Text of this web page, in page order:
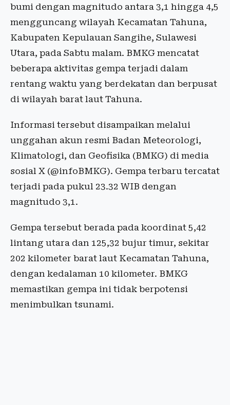
bumi dengan magnitudo antara 3,1 hingga 4,5
mengguncang wilayah Kecamatan Tahuna,
Kabupaten Kepulauan Sangihe, Sulawesi
Utara, pada Sabtu malam. BMKG mencatat
beberapa aktivitas gempa terjadi dalam
rentang waktu yang berdekatan dan berpusat
di wilayah barat laut Tahuna.
Informasi tersebut disampaikan melalui
unggahan akun resmi Badan Meteorologi,
Klimatologi, dan Geofisika (BMKG) di media
sosial X (@infoBMKG). Gempa terbaru tercatat
terjadi pada pukul 23.32 WIB dengan
magnitudo 3,1.
Gempa tersebut berada pada koordinat 5,42
lintang utara dan 125,32 bujur timur, sekitar
202 kilometer barat laut Kecamatan Tahuna,
dengan kedalaman 10 kilometer. BMKG
memastikan gempa ini tidak berpotensi
menimbulkan tsunami.